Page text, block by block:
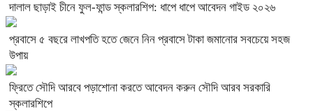
দালাল ছাড়াই চীনে ফুল-ফান্ড স্কলারশিপ: ধাপে ধাপে আবেদন গাইড ২০২৬
প্রবাসে ৫ বছরে লাখপতি হতে জেনে নিন প্রবাসে টাকা জমানোর সবচেয়ে সহজ
উপায়
ফ্রিতে সৌদি আরবে পড়াশোনা করতে আবেদন করুন সৌদি আরব সরকারি
স্কলারশিপে